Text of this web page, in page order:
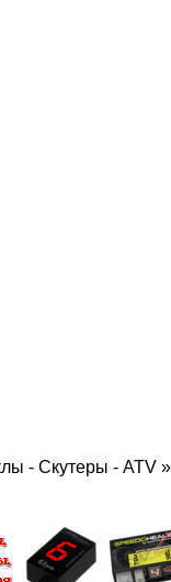
- Скутеры - ATV »